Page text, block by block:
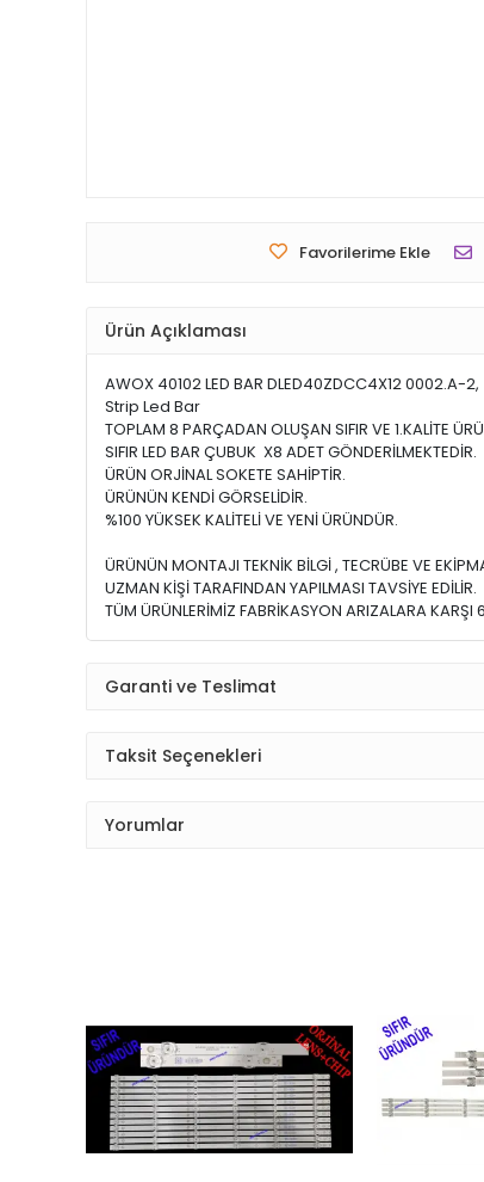
Favorilerime Ekle
Ürün Açıklaması
AWOX 40102 LED BAR DLED40ZDCC4X12 0002.A-
Strip Led Bar
TOPLAM 8 PARÇADAN OLUŞAN SIFIR VE 1.KALİTE
SIFIR LED BAR ÇUBUK X8 ADET GÖNDERİLMEKTEDİR.
ÜRÜN ORJİNAL SOKETE SAHİPTİR.
ÜRÜNÜN KENDİ GÖRSELİDİR.
%100 YÜKSEK KALİTELİ VE YENİ ÜRÜNDÜR.
ÜRÜNÜN MONTAJI TEKNİK BİLGİ , TECRÜBE VE
UZMAN KİŞİ TARAFINDAN YAPILMASI TAVSİYE EDİLİR.
TÜM ÜRÜNLERİMİZ FABRİKASYON ARIZALARA KARŞI
Garanti ve Teslimat
Taksit Seçenekleri
Yorumlar